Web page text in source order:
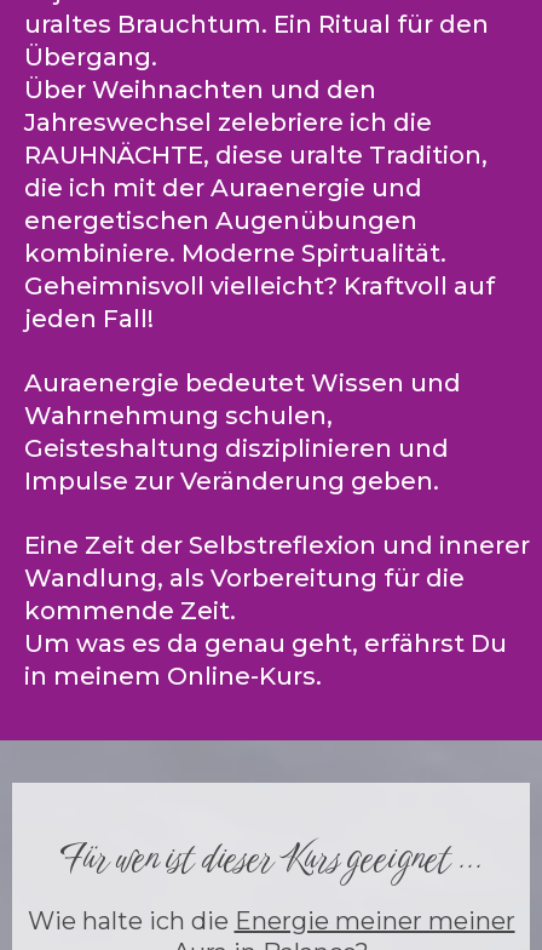
uraltes Brauchtum. Ein Ritual für den
Übergang.
Über Weihnachten und den
Jahreswechsel zelebriere ich die
RAUHNÄCHTE, diese uralte Tradition,
die ich mit der Auraenergie und
energetischen Augenübungen
kombiniere. Moderne Spirtualität.
Geheimnisvoll vielleicht? Kraftvoll auf
jeden Fall!
Auraenergie bedeutet Wissen und
Wahrnehmung schulen,
Geisteshaltung disziplinieren und
Impulse zur Veränderung geben.
Eine Zeit der Selbstreflexion und innerer
Wandlung, als Vorbereitung für die
kommende Zeit.
Um was es da genau geht, erfährst Du
in meinem Online-Kurs.
Für wen ist dieser Kurs geeignet ...
Wie halte ich die Energie meiner meiner